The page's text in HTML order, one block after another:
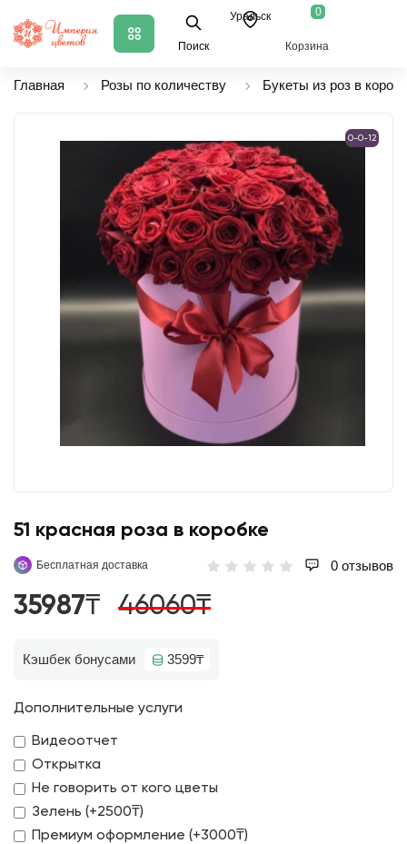
Поиск
Уральск 0
Корзина
Главная Розы по количеству Букеты из роз в
0-0-12
51 красная роза в коробке
Бесплатная доставка 0 отзывов
35987₸ 46060₸
Кэшбек бонусами 3599₸
Дополнительные услуги
Видеоотчет
Открытка
Не говорить от кого цветы
Зелень (+2500₸)
Премиум оформление (+3000₸)